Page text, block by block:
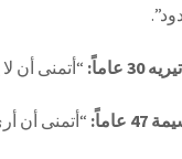
30 عاماً: “أتمنى أن
47 عاماً: “أتمنى أن